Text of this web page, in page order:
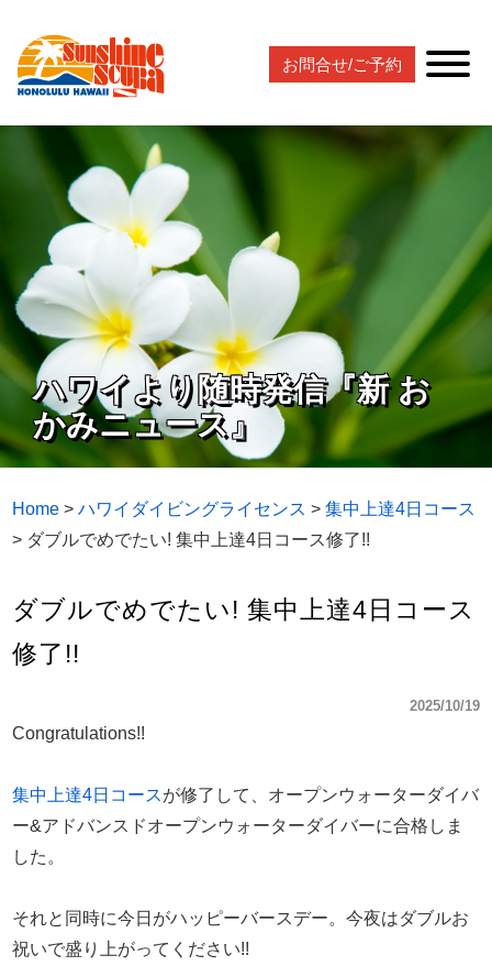
お問合せ/ご予約
ハワイより随時発信『新 お
かみニュース』
Home >ハワイダイビングライセンス >集中上達4日コース
> ダブルでめでたい! 集中上達4日コース修了!!
ダブルでめでたい! 集中上達4日コース
修了!!
2025/10/19
Congratulations!!
集中上達4日コースが修了して、オープンウォーターダイバ
ー&アドバンスドオープンウォーターダイバーに合格しま
した。
それと同時に今日がハッピーバースデー。今夜はダブルお
祝いで盛り上がってください!!